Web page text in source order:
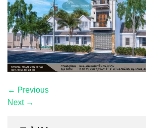
← Previous
Next →